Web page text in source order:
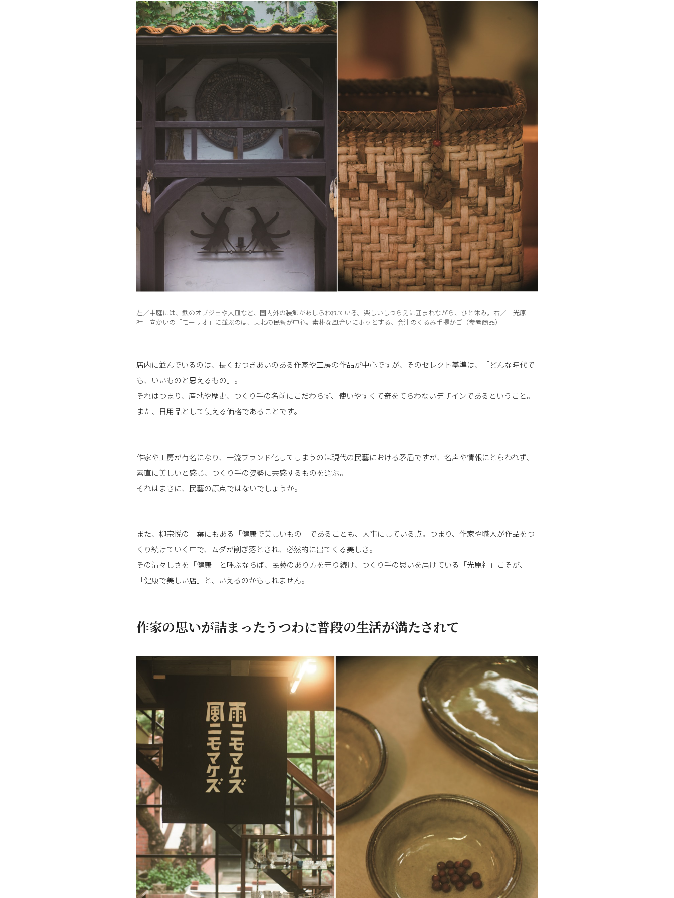
左／中庭には、鉄のオブジェや大皿など、国内外の装飾があしらわれている。楽しいしつらえに囲まれながら、ひと休み。右／「光原
社」向かいの「モーリオ」に並ぶのは、東北の民藝が中心。素朴な風合いにホッとする、会津のくるみ手提かご（参考商品）
店内に並んでいるのは、長くおつきあいのある作家や工房の作品が中心ですが、そのセレクト基準は、「どんな時代で
も、いいものと思えるもの」。
それはつまり、産地や歴史、つくり手の名前にこだわらず、使いやすくて奇をてらわないデザインであるということ。
また、日用品として使える価格であることです。
作家や工房が有名になり、一流ブランド化してしまうのは現代の民藝における矛盾ですが、名声や情報にとらわれず、
素直に美しいと感じ、つくり手の姿勢に共感するものを選ぶ――。
それはまさに、民藝の原点ではないでしょうか。
また、柳宗悦の言葉にもある「健康で美しいもの」であることも、大事にしている点。つまり、作家や職人が作品をつ
くり続けていく中で、ムダが削ぎ落とされ、必然的に出てくる美しさ。
その清々しさを「健康」と呼ぶならば、民藝のあり方を守り続け、つくり手の思いを届けている「光原社」こそが、
「健康で美しい店」と、いえるのかもしれません。
作家の思いが詰まったうつわに普段の生活が満たされて